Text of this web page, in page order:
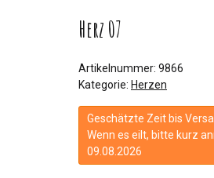
Herz 07
Artikelnummer: 9866
Kategorie: Herzen
Geschätzte Zeit bis
Wenn es eilt, bitte kurz
09.08.2026